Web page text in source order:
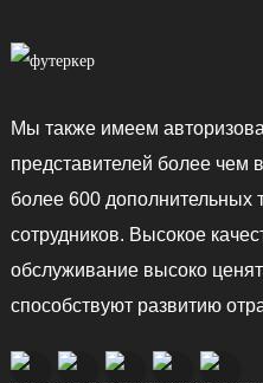
Мы также имеем
представителей более чем
более 600 дополнительных
сотрудников. Высокое
обслуживание высоко
способствуют развитию